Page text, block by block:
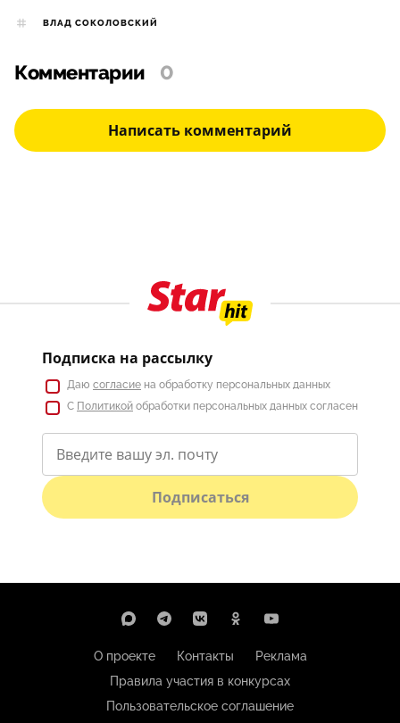
ВЛАД СОКОЛОВСКИЙ
Комментарии 0
Написать комментарий
Подписка на рассылку
Даю согласие на обработку персональных данных
С Политикой обработки персональных данных согласен
Подписаться
О проекте Контакты
Реклама
Правила участия в конкурсах
Пользовательское соглашение